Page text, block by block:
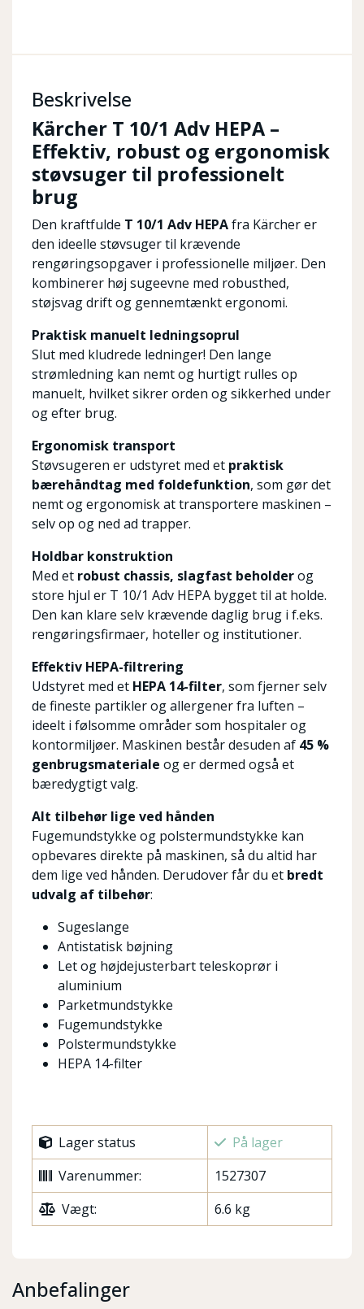
Beskrivelse
Kärcher T 10/1 Adv HEPA –
Effektiv, robust og ergonomisk
støvsuger til professionelt
brug
Den kraftfulde T 10/1 Adv HEPAfra Kärcher er
den ideelle støvsuger til krævende
rengøringsopgaver i professionelle miljøer. Den
kombinerer høj sugeevne med robusthed,
støjsvag drift og gennemtænkt ergonomi.
Praktisk manuelt ledningsoprul
Slut med kludrede ledninger! Den lange
strømledning kan nemt og hurtigt rulles op
manuelt, hvilket sikrer orden og sikkerhed under
og efter brug.
Ergonomisk transport
Støvsugeren er udstyret med et praktisk
bærehåndtag med foldefunktion, som gør det
nemt og ergonomisk at transportere maskinen –
selv op og ned ad trapper.
Holdbar konstruktion
Med et robust chassis, slagfast beholderog
store hjul er T 10/1 Adv HEPA bygget til at holde.
Den kan klare selv krævende daglig brug i f.eks.
rengøringsfirmaer, hoteller og institutioner.
Effektiv HEPA-filtrering
Udstyret med et HEPA 14-filter, som fjerner selv
de fineste partikler og allergener fra luften –
ideelt i følsomme områder som hospitaler og
kontormiljøer. Maskinen består desuden af 45 %
genbrugsmateriale og er dermed også et
bæredygtigt valg.
Alt tilbehør lige ved hånden
Fugemundstykke og polstermundstykke kan
opbevares direkte på maskinen, så du altid har
dem lige ved hånden. Derudover får du et bredt
udvalg af tilbehør:
Sugeslange
Antistatisk bøjning
Let og højdejusterbart teleskoprør i
aluminium
Parketmundstykke
Fugemundstykke
Polstermundstykke
HEPA 14-filter
Lager status
På lager
Varenummer:
1527307
Vægt:
6.6 kg
Anbefalinger